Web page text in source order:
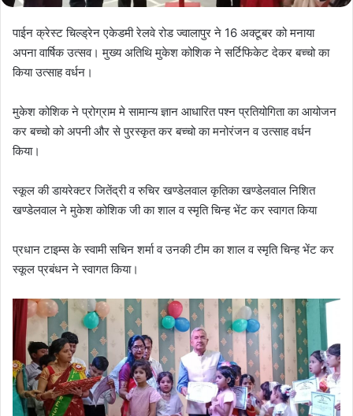
पाईन क्रेस्ट चिल्ड्रेन एकेडमी रेलवे रोड ज्वालापुर ने 16 अक्टूबर को मनाया
अपना वार्षिक उत्सव। मुख्य अतिथि मुकेश कोशिक ने सर्टिफिकेट देकर बच्चो का
किया उत्साह वर्धन।
मुकेश कोशिक ने प्रोग्राम मे सामान्य ज्ञान आधारित पश्न प्रतियोगिता का आयोजन
कर बच्चो को अपनी और से पुरस्कृत कर बच्चो का मनोरंजन व उत्साह वर्धन
किया।
स्कूल की डायरेक्टर जितेंद्री व रुचिर खण्डेलवाल कृतिका खण्डेलवाल निशित
खण्डेलवाल ने मुकेश कोशिक जी का शाल व स्मृति चिन्ह भेंट कर स्वागत किया
प्रधान टाइम्स के स्वामी सचिन शर्मा व उनकी टीम का शाल व स्मृति चिन्ह भेंट कर
स्कूल प्रबंधन ने स्वागत किया।